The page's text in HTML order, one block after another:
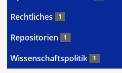
Rechtliches 1
Repositorien 1
Wissenschaftspolitik 1